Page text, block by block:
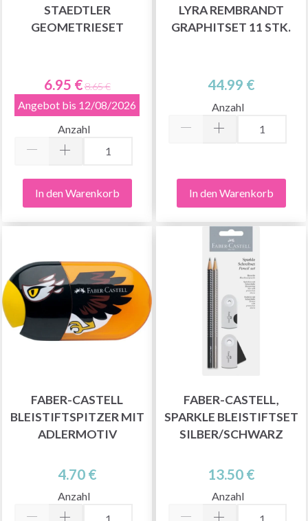
STAEDTLER
GEOMETRIESET
6.95 €8.65 €
Angebot bis 12/08/2026
Anzahl
In den Warenkorb
LYRA REMBRANDT
GRAPHITSET 11 STK.
44.99 €
Anzahl
In den Warenkorb
FABER-CASTELL
BLEISTIFTSPITZER MIT
ADLERMOTIV
4.70 €
Anzahl
FABER-CASTELL,
SPARKLE BLEISTIFTSET
SILBER/SCHWARZ
13.50 €
Anzahl